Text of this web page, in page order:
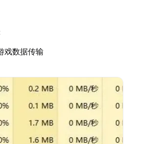
戏数据传输